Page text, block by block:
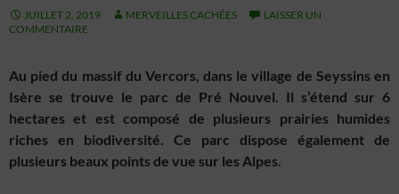
JUILLET 2, 2019 MERVEILLES CACHÉES
LAISSER UN
COMMENTAIRE
Au pied du massif du Vercors, dans le village de Seyssins en
Isère se trouve le parc de Pré Nouvel. Il s’étend sur 6
hectares et est composé de plusieurs prairies humides
riches en biodiversité. Ce parc dispose également de
plusieurs beaux points de vue sur les Alpes.